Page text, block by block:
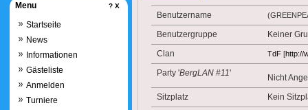
Benutzername
Benutzergruppe
Keiner
Clan
TdF[http://
Party 'BergLAN #11'
Nicht
Sitzplatz
Kein
Menu ? X
Startseite
News
Informationen
Gästeliste
Anmelden
Turniere